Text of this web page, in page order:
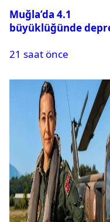
Muğla’da 4.1
büyüklüğünde
21 saat önce